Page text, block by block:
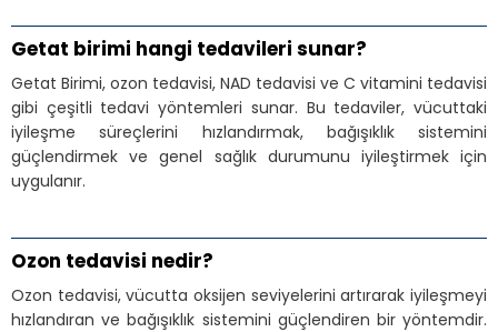
Getat birimi hangi tedavileri sunar?
Getat Birimi, ozon tedavisi, NAD tedavisi ve C vitamini tedavisi
gibi çeşitli tedavi yöntemleri sunar. Bu tedaviler, vücuttaki
iyileşme süreçlerini hızlandırmak, bağışıklık sistemini
güçlendirmek ve genel sağlık durumunu iyileştirmek için
uygulanır.
Ozon tedavisi nedir?
Ozon tedavisi, vücutta oksijen seviyelerini artırarak iyileşmeyi
hızlandıran ve bağışıklık sistemini güçlendiren bir yöntemdir.